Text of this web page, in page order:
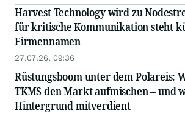
Harvest Technology wird zu
für kritische Kommunikation steht
Firmennamen
27.07.26, 09:36
Rüstungsboom unter dem Polareis:
TKMS den Markt aufmischen – und
Hintergrund mitverdient